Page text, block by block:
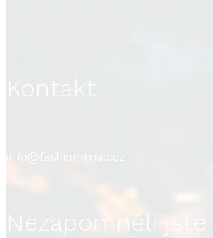
Kontakt
info@fashion-map.cz
Nezapomněli